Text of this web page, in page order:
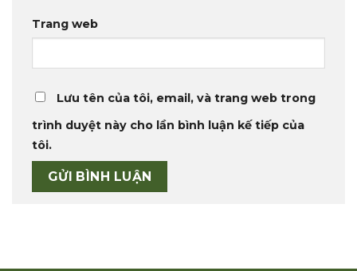
Trang web
Lưu tên của tôi, email, và trang web trong
trình duyệt này cho lần bình luận kế tiếp của
tôi.